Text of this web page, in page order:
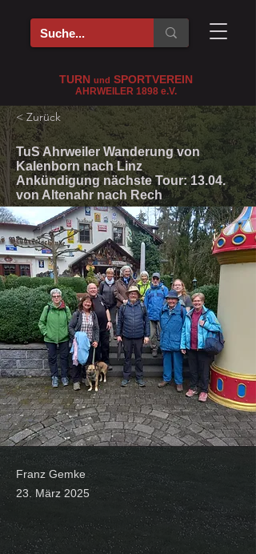
TURN und SPORTVEREIN
AHRWEILER 1898 e.V.
< Zurück
TuS Ahrweiler Wanderung von
Kalenborn nach Linz
Ankündigung nächste Tour: 13.04.
von Altenahr nach Rech
Franz Gemke
23. März 2025